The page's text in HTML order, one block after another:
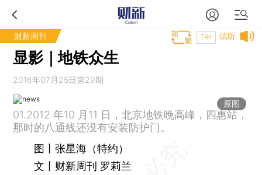
财新周刊 试听
T中
显影｜地铁众生
2016年07月25日第29期
原图
01.2012 年10 月11 日，北京地铁晚高峰，四惠站，
那时的八通线还没有安装防护门。
图丨张星海（特约）
文丨财新周刊 罗莉兰